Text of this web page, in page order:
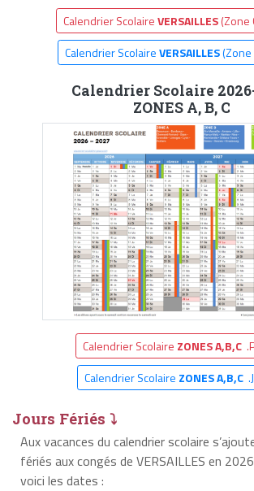
Calendrier ScolaireVERSAILLES(Zone
Calendrier ScolaireVERSAILLES(Zone
Calendrier Scolaire
ZONES A, B, C
Calendrier Scolaire ZONES A,B,C
Calendrier Scolaire ZONES A,B,C
Jours Fériés ⤵
Aux vacances du calendrier scolaire
fériés aux congés de VERSAILLES en
voici les dates :